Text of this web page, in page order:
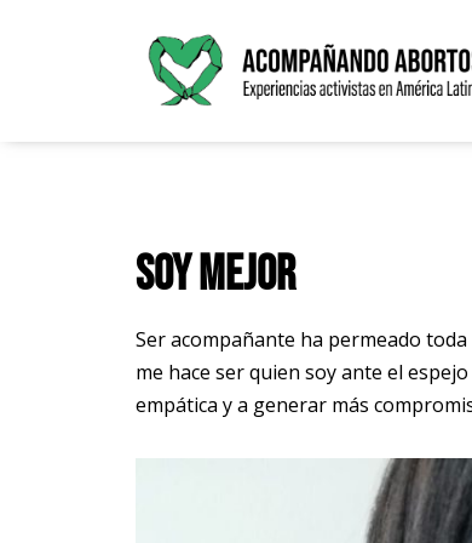
Soy mejor
Ser acompañante ha permeado
me hace ser quien soy ante el
empática y a generar más